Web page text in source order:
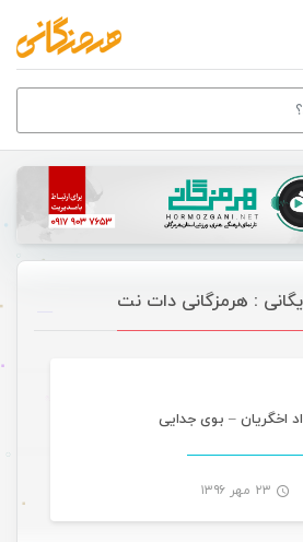
: هرمزگانی دات نت
اخگریان – بوی جدایی
۲۳ مهر ۱۳۹۶